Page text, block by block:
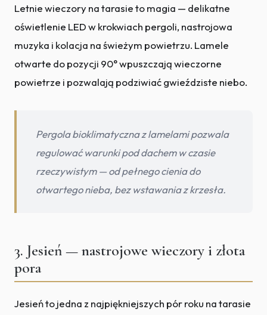
Letnie wieczory na tarasie to magia — delikatne
oświetlenie LED w krokwiach pergoli, nastrojowa
muzyka i kolacja na świeżym powietrzu. Lamele
otwarte do pozycji 90° wpuszczają wieczorne
powietrze i pozwalają podziwiać gwieździste niebo.
Pergola bioklimatyczna z lamelami pozwala
regulować warunki pod dachem w czasie
rzeczywistym — od pełnego cienia do
otwartego nieba, bez wstawania z krzesła.
3. Jesień — nastrojowe wieczory i złota
pora
Jesień to jedna z najpiękniejszych pór roku na tarasie